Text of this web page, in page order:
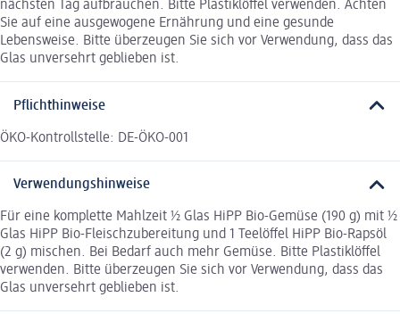
nächsten Tag aufbrauchen. Bitte Plastiklöffel verwenden. Achten
Sie auf eine ausgewogene Ernährung und eine gesunde
Lebensweise. Bitte überzeugen Sie sich vor Verwendung, dass das
Glas unversehrt geblieben ist.
Pflichthinweise
ÖKO-Kontrollstelle: DE-ÖKO-001
Verwendungshinweise
Für eine komplette Mahlzeit ½ Glas HiPP Bio-Gemüse (190 g) mit ½
Glas HiPP Bio-Fleischzubereitung und 1 Teelöffel HiPP Bio-Rapsöl
(2 g) mischen. Bei Bedarf auch mehr Gemüse. Bitte Plastiklöffel
verwenden. Bitte überzeugen Sie sich vor Verwendung, dass das
Glas unversehrt geblieben ist.